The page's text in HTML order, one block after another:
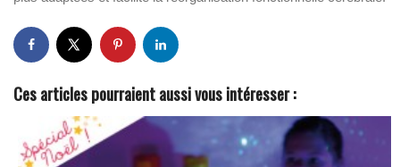
Ces articles pourraient aussi vous intéresser :